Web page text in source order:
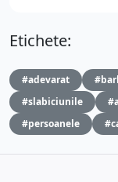
Etichete:
#adevarat
#slabiciunile
#persoanele